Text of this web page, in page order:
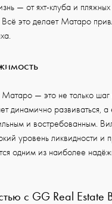
— от яхт-клуба и
Всё это делает Матаро
Матаро — это не только
динамично развиваться,
и востребованным.
уровень ликвидности и
одним из наиболее
с GG Real Estate